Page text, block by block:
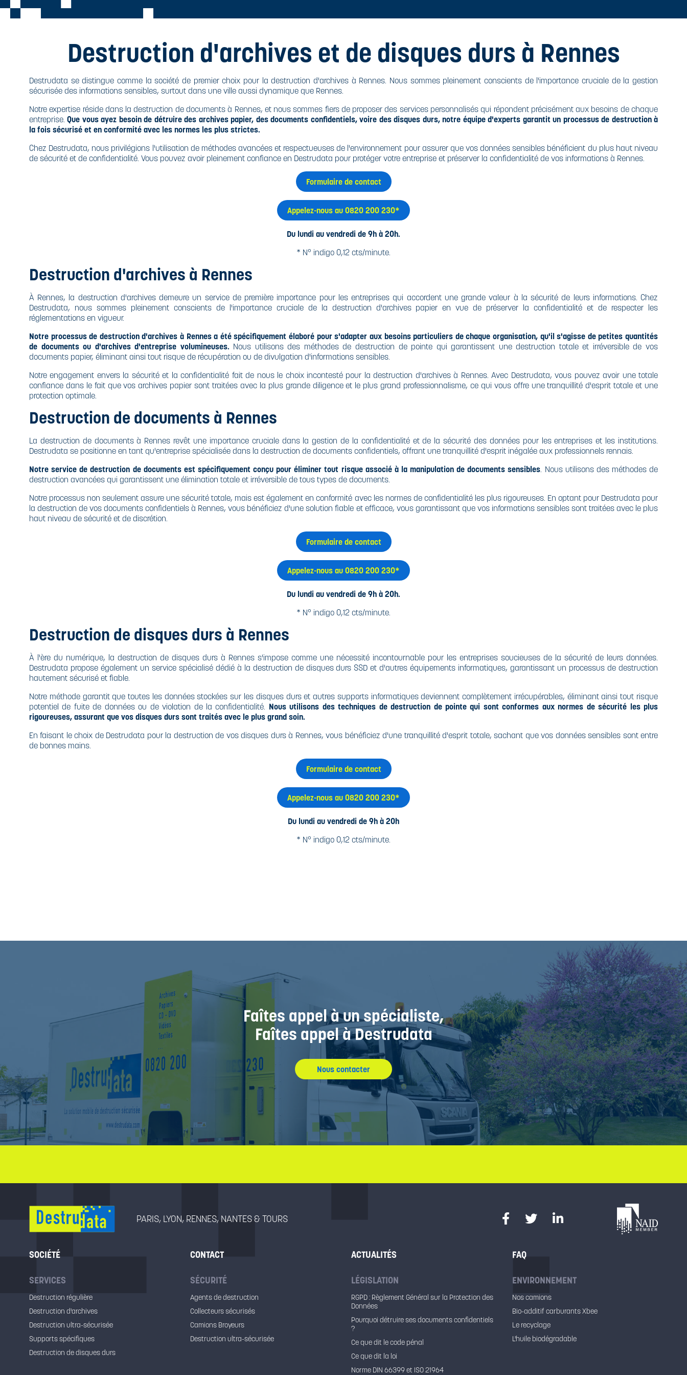
Destruction d'archives et de disques durs à Rennes
Destrudata se distingue comme la société de premier choix pour la destruction d'archives à Rennes. Nous sommes pleinement conscients de l'importance cruciale de la gestion
sécurisée des informations sensibles, surtout dans une ville aussi dynamique que Rennes.
Notre expertise réside dans la destruction de documents à Rennes, et nous sommes fiers de proposer des services personnalisés qui répondent précisément aux besoins de chaque
entreprise.Que vous ayez besoin de détruire des archives papier, des documents confidentiels, voire des disques durs, notre équipe d'experts garantit un processus de destruction à
la fois sécurisé et en conformité avec les normes les plus strictes.
Chez Destrudata, nous privilégions l'utilisation de méthodes avancées et respectueuses de l'environnement pour assurer que vos données sensibles bénéficient du plus haut niveau
de sécurité et de confidentialité. Vous pouvez avoir pleinement confiance en Destrudata pour protéger votre entreprise et préserver la confidentialité de vos informations à Rennes.
Formulaire de contact
Appelez-nous au 0820 200 230*
Du lundi au vendredi de 9h à 20h.
* N° indigo 0,12 cts/minute.
Destruction d'archives à Rennes
À Rennes, la destruction d'archives demeure un service de première importance pour les entreprises qui accordent une grande valeur à la sécurité de leurs informations. Chez
Destrudata, nous sommes pleinement conscients de l'importance cruciale de la destruction d'archives papier en vue de préserver la confidentialité et de respecter les
réglementations en vigueur.
Notre processus de destruction d'archives à Rennes a été spécifiquement élaboré pour s'adapter aux besoins particuliers de chaque organisation, qu'il s'agisse de petites quantités
de documents ou d'archives d'entreprise volumineuses. Nous utilisons des méthodes de destruction de pointe qui garantissent une destruction totale et irréversible de vos
documents papier, éliminant ainsi tout risque de récupération ou de divulgation d'informations sensibles.
Notre engagement envers la sécurité et la confidentialité fait de nous le choix incontesté pour la destruction d'archives à Rennes. Avec Destrudata, vous pouvez avoir une totale
confiance dans le fait que vos archives papier sont traitées avec la plus grande diligence et le plus grand professionnalisme, ce qui vous offre une tranquillité d'esprit totale et une
protection optimale.
Destruction de documents à Rennes
La destruction de documents à Rennes revêt une importance cruciale dans la gestion de la confidentialité et de la sécurité des données pour les entreprises et les institutions.
Destrudata se positionne en tant qu'entreprise spécialisée dans la destruction de documents confidentiels, offrant une tranquillité d'esprit inégalée aux professionnels rennais.
Notre service de destruction de documents est spécifiquement conçu pour éliminer tout risque associé à la manipulation de documents sensibles. Nous utilisons des méthodes de
destruction avancées qui garantissent une élimination totale et irréversible de tous types de documents.
Notre processus non seulement assure une sécurité totale, mais est également en conformité avec les normes de confidentialité les plus rigoureuses. En optant pour Destrudata pour
la destruction de vos documents confidentiels à Rennes, vous bénéficiez d'une solution fiable et efficace, vous garantissant que vos informations sensibles sont traitées avec le plus
haut niveau de sécurité et de discrétion.
Formulaire de contact
Appelez-nous au 0820 200 230*
Du lundi au vendredi de 9h à 20h.
* N° indigo 0,12 cts/minute.
Destruction de disques durs à Rennes
À l'ère du numérique, la destruction de disques durs à Rennes s'impose comme une nécessité incontournable pour les entreprises soucieuses de la sécurité de leurs données.
Destrudata propose également un service spécialisé dédié à la destruction de disques durs SSD et d'autres équipements informatiques, garantissant un processus de destruction
hautement sécurisé et fiable.
Notre méthode garantit que toutes les données stockées sur les disques durs et autres supports informatiques deviennent complètement irrécupérables, éliminant ainsi tout risque
potentiel de fuite de données ou de violation de la confidentialité. Nous utilisons des techniques de destruction de pointe qui sont conformes aux normes de sécurité les plus
rigoureuses, assurant que vos disques durs sont traités avec le plus grand soin.
En faisant le choix de Destrudata pour la destruction de vos disques durs à Rennes, vous bénéficiez d'une tranquillité d'esprit totale, sachant que vos données sensibles sont entre
de bonnes mains.
Formulaire de contact
Appelez-nous au 0820 200 230*
Du lundi au vendredi de 9h à 20h
* N° indigo 0,12 cts/minute.
Faîtes appel à un spécialiste,
Faîtes appel à Destrudata
Nous contacter
PARIS, LYON, RENNES, NANTES & TOURS
SOCIÉTÉ CONTACT ACTUALITÉS FAQ
SERVICES
Destruction régulière
Destruction d'archives
Destruction ultra-sécurisée
Supports spécifiques
Destruction de disques durs
SÉCURITÉ
Agents de destruction
Collecteurs sécurisés
Camions Broyeurs
Destruction ultra-sécurisée
LÉGISLATION
RGPD : Règlement Général sur la Protection des
Données
Pourquoi détruire ses documents confidentiels
?
Ce que dit le code pénal
Ce que dit la loi
Norme DIN 66399 et ISO 21964
ENVIRONNEMENT
Nos camions
Bio-additif carburants Xbee
Le recyclage
L'huile biodégradable
QUE DIT LE
QUE DIT LA
DIN